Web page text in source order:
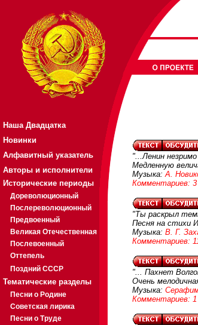
Наша Двадцатка
Новинки
Алфавитный указатель
Авторы и исполнители
Исторические периоды
Дореволюционный
Послереволюционный
Предвоенный
Великая Отечественная
Послевоенный
Оттепель
Поздний СССР
Тематические разделы
Песни о Родине
Советская лирика
Песни о Труде
"...Ленин
Медленную
Музыка:А.
Комментариев: 3
"Ты раскрыл
Песня на стихи
Музыка: В. Г.
Комментариев:
"... Пахнет
Очень
Музыка:
Комментариев: 1